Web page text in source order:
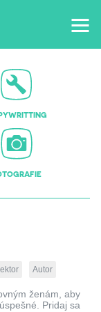
Autor
ženám, aby
Pridaj sa